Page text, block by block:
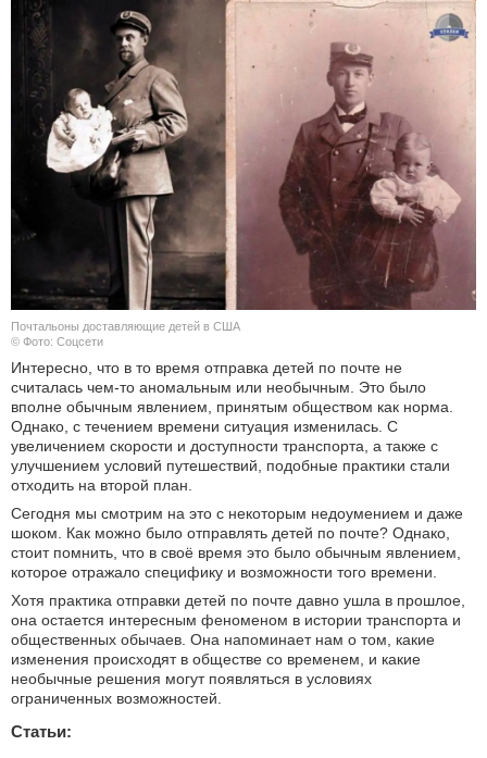
Почтальоны доставляющие детей в США
© Фото: Соцсети
Интересно, что в то время отправка детей по почте не
считалась чем-то аномальным или необычным. Это было
вполне обычным явлением, принятым обществом как норма.
Однако, с течением времени ситуация изменилась. С
увеличением скорости и доступности транспорта, а также с
улучшением условий путешествий, подобные практики стали
отходить на второй план.
Сегодня мы смотрим на это с некоторым недоумением и даже
шоком. Как можно было отправлять детей по почте? Однако,
стоит помнить, что в своё время это было обычным явлением,
которое отражало специфику и возможности того времени.
Хотя практика отправки детей по почте давно ушла в прошлое,
она остается интересным феноменом в истории транспорта и
общественных обычаев. Она напоминает нам о том, какие
изменения происходят в обществе со временем, и какие
необычные решения могут появляться в условиях
ограниченных возможностей.
Статьи: